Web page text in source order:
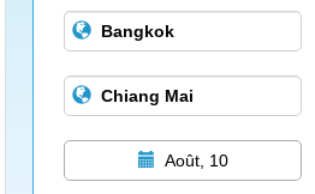
Août, 10